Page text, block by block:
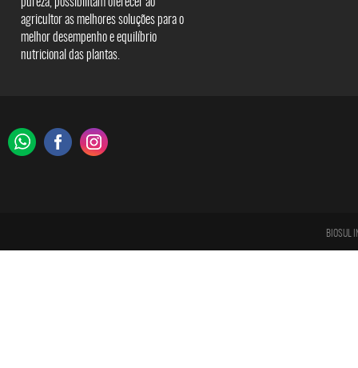
agricultor as melhores soluções para o
melhor desempenho e equilíbrio
nutricional das plantas.
BIOSUL